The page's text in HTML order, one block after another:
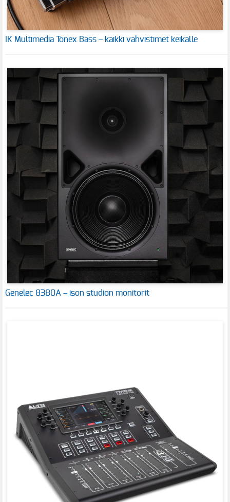
IK Multimedia Tonex Bass – kaikki vahvistimet keikalle
Genelec 8380A – ison studion monitorit